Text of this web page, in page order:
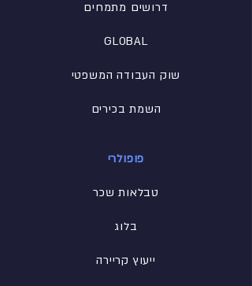
דרושים מתמחים
GLOBAL
שוק העבודה המשפטי
השמת בכירים
פופולרי
טבלאות שכר
בלוג
ייעוץ קריירה